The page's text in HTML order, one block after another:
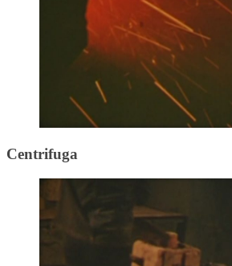
Centrifuga